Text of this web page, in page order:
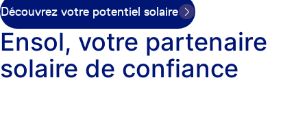
Découvrez votre potentiel solaire
Ensol, votre partenaire
solaire de confiance